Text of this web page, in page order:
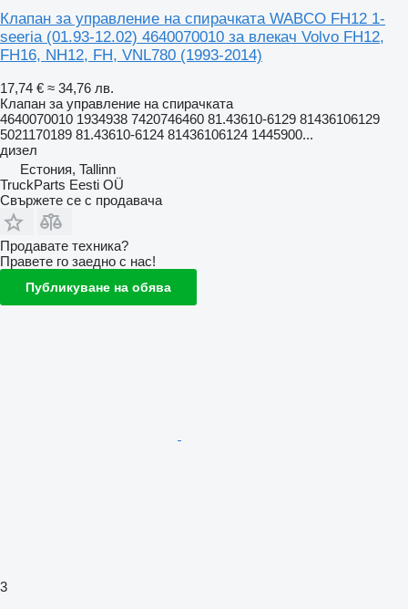
Клапан за управление на спирачката WABCO FH12 1-
seeria (01.93-12.02) 4640070010 за влекач Volvo FH12,
FH16, NH12, FH, VNL780 (1993-2014)
17,74 € ≈ 34,76 лв.
Клапан за управление на спирачката
4640070010 1934938 7420746460 81.43610-6129 81436106129
5021170189 81.43610-6124 81436106124 1445900...
дизел
Естония, Tallinn
TruckParts Eesti OÜ
Свържете се с продавача
Продавате техника?
Правете го заедно с нас!
Публикуване на обява
3